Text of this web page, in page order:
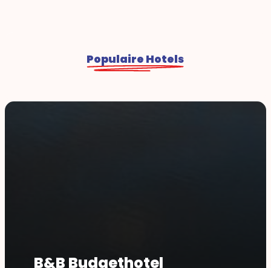
Populaire Hotels
B&B Budgethotel